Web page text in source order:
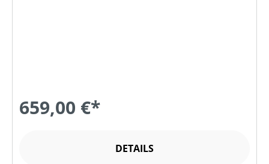
659,00 €*
DETAILS